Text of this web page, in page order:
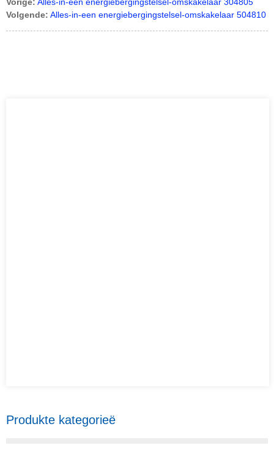
Volgende: Alles-in-een energiebergingstelsel-omskakelaar 504810
Produkte kategorieë